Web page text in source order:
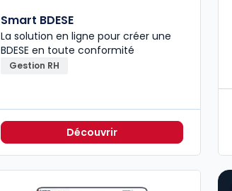
Smart BDESE
La solution en ligne pour créer une
BDESE en toute conformité
Gestion RH
Découvrir